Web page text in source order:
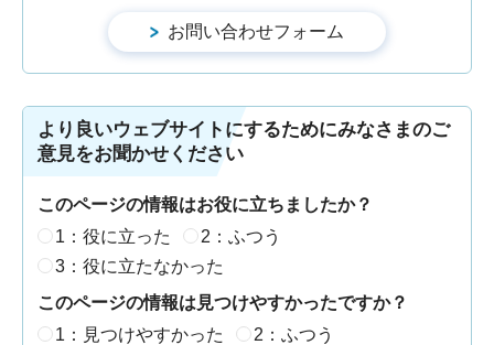
より良いウェブサイトにするためにみなさまのご
意見をお聞かせください
このページの情報はお役に立ちましたか？
1：役に立った
2：ふつう
3：役に立たなかった
このページの情報は見つけやすかったですか？
1：見つけやすかった
2：ふつう